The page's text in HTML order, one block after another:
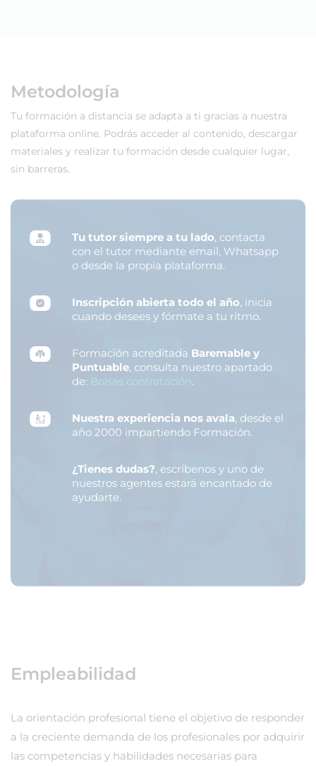
Metodología
Tu formación a distancia se adapta a ti gracias a nuestra
plataforma online. Podrás acceder al contenido, descargar
materiales y realizar tu formación desde cualquier lugar,
sin barreras.
Tu tutor siempre a tu lado, contacta
con el tutor mediante email, Whatsapp
o desde la propia plataforma.
Inscripción abierta todo el año, inicia
cuando desees y fórmate a tu ritmo.
Formación acreditada Baremable y
Puntuable, consulta nuestro apartado
de: Bolsas contratación.
Nuestra experiencia nos avala, desde el
año 2000 impartiendo Formación.
¿Tienes dudas?, escríbenos y uno de
nuestros agentes estará encantado de
ayudarte.
Empleabilidad
La orientación profesional tiene el objetivo de responder
a la creciente demanda de los profesionales por adquirir
las competencias y habilidades necesarias para